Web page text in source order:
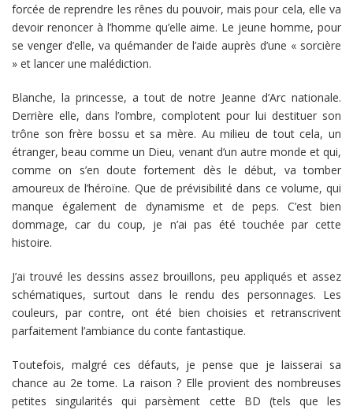
forcée de reprendre les rênes du pouvoir, mais pour cela, elle va
devoir renoncer à l’homme qu’elle aime. Le jeune homme, pour
se venger d’elle, va quémander de l’aide auprès d’une « sorcière
» et lancer une malédiction.
Blanche, la princesse, a tout de notre Jeanne d’Arc nationale.
Derrière elle, dans l’ombre, complotent pour lui destituer son
trône son frère bossu et sa mère. Au milieu de tout cela, un
étranger, beau comme un Dieu, venant d’un autre monde et qui,
comme on s’en doute fortement dès le début, va tomber
amoureux de l’héroïne. Que de prévisibilité dans ce volume, qui
manque également de dynamisme et de peps. C’est bien
dommage, car du coup, je n’ai pas été touchée par cette
histoire.
J’ai trouvé les dessins assez brouillons, peu appliqués et assez
schématiques, surtout dans le rendu des personnages. Les
couleurs, par contre, ont été bien choisies et retranscrivent
parfaitement l’ambiance du conte fantastique.
Toutefois, malgré ces défauts, je pense que je laisserai sa
chance au 2e tome. La raison ? Elle provient des nombreuses
petites singularités qui parsèment cette BD (tels que les